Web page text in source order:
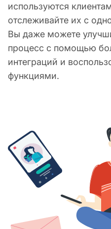
используются
отслеживайте их с
Вы даже можете
процесс с помощью
интеграций и
функциями.